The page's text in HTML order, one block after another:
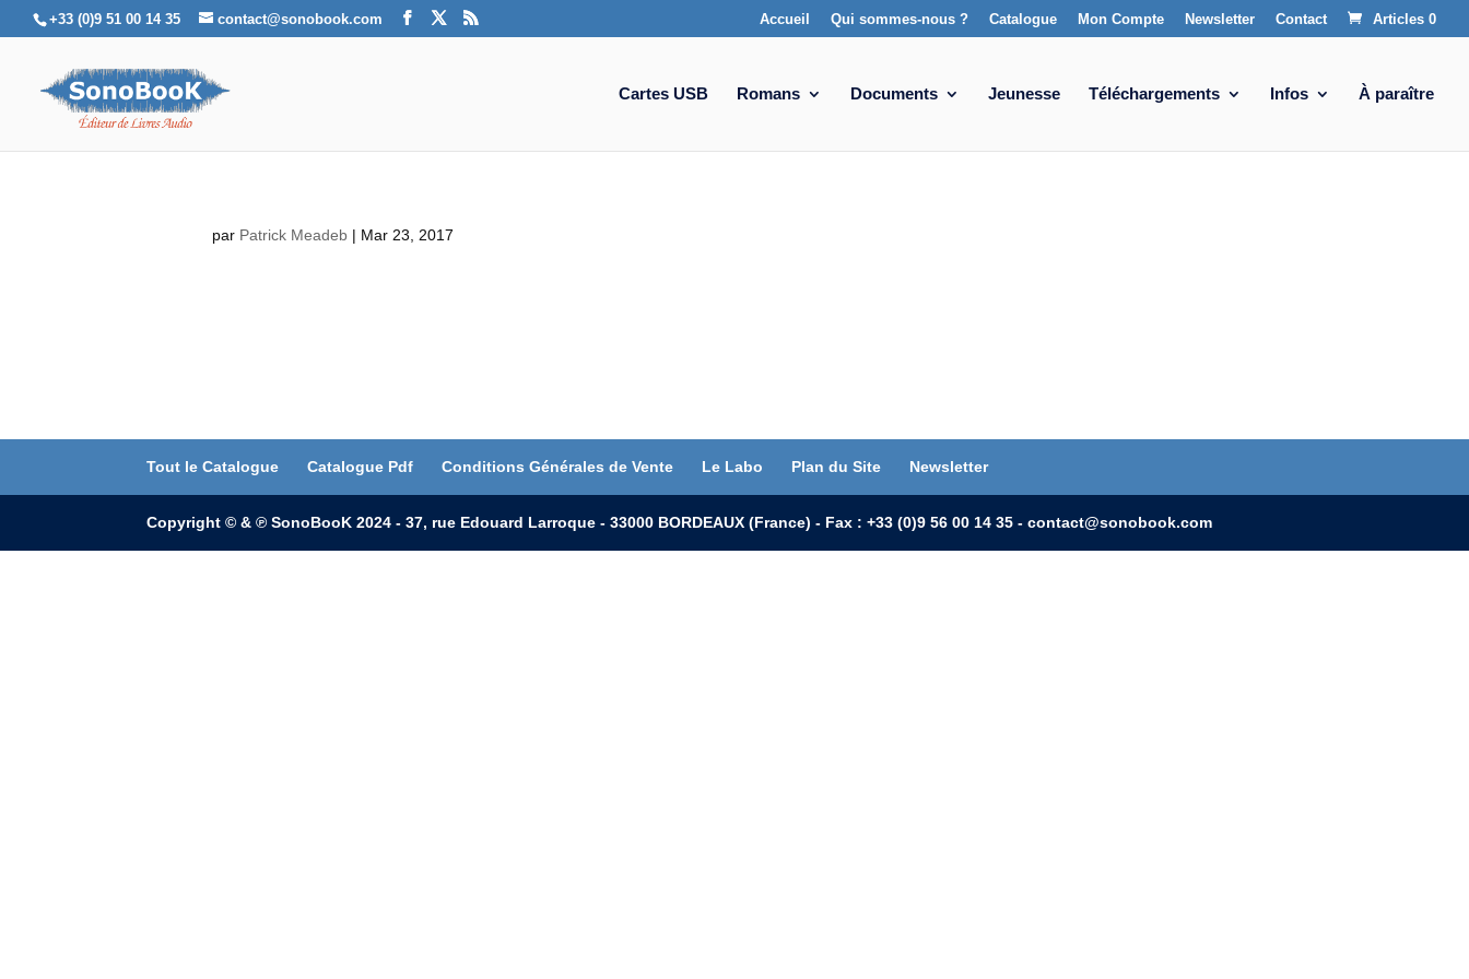
+33 (0)9 51 00 14 35 contact@sonobook.com Accueil Qui sommes-nous ? Catalogue Mon Compte Newsletter Contact Articles 0
Cartes USB Romans Documents Jeunesse Téléchargements Infos À paraître
par Patrick Meadeb| Mar 23, 2017
Tout le Catalogue Catalogue Pdf Conditions Générales de Vente Le Labo Plan du Site Newsletter
Copyright © & ℗ SonoBooK 2024 - 37, rue Edouard Larroque - 33000 BORDEAUX (France) - Fax : +33 (0)9 56 00 14 35 - contact@sonobook.com